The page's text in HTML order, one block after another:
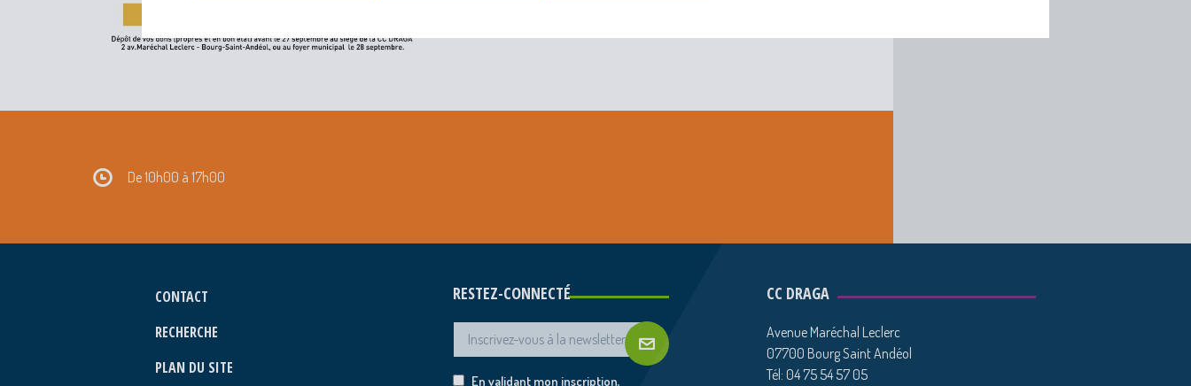
De 10h00 à 17h00
CONTACT
RECHERCHE
PLAN DU SITE
RESTEZ-CONNECTÉ
En validant mon inscription,
CC DRAGA
Avenue Maréchal Leclerc
07700 Bourg Saint Andéol
Tél: 04 75 54 57 05